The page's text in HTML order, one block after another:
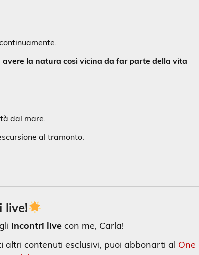
avere la natura così vicina da far parte della vita
dal mare.
al tramonto.
live!
incontri livecon me, Carla!
contenuti esclusivi, puoi abbonarti al One